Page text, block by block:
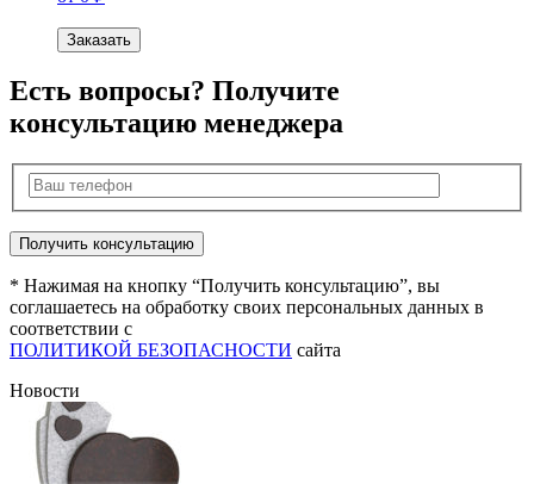
Заказать
Есть вопросы? Получите
консультацию менеджера
* Нажимая на кнопку “Получить консультацию”, вы
соглашаетесь на обработку своих персональных данных в
соответствии с
ПОЛИТИКОЙ БЕЗОПАСНОСТИ сайта
Новости